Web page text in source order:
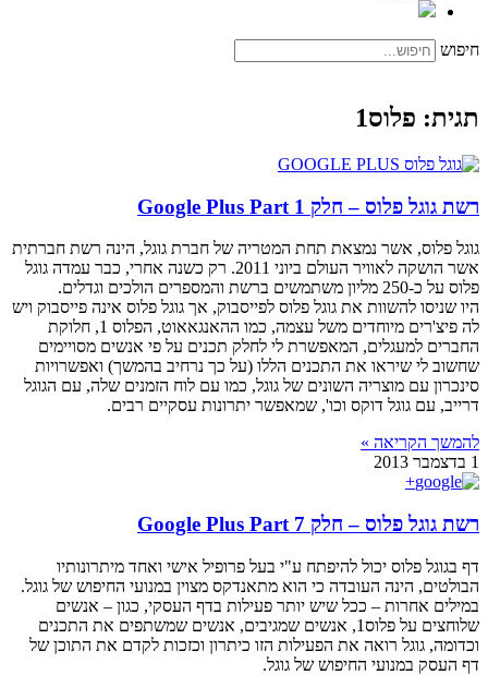
חיפוש
תגית: פלוס1
רשת גוגל פלוס – חלק 1 Google Plus Part
גוגל פלוס, אשר נמצאת תחת המטריה של חברת גוגל, הינה רשת חברתית
אשר הושקה לאוויר העולם ביוני 2011. רק כשנה אחרי, כבר עמדה גוגל
פלוס על כ-250 מליון משתמשים ברשת והמספרים הולכים וגדלים.
היו שניסו להשוות את גוגל פלוס לפייסבוק, אך גוגל פלוס אינה פייסבוק ויש
לה פיצ'רים מיוחדים משל עצמה, כמו ההאנגאאוט, הפלוס 1, חלוקת
החברים למעגלים, המאפשרת לי לחלק תכנים על פי אנשים מסויימים
שחשוב לי שיראו את התכנים הללו (על כך נרחיב בהמשך) ואפשרויות
סינכרון עם מוצריה השונים של גוגל, כמו עם לוח הזמנים שלה, עם הגוגל
דרייב, עם גוגל דוקס וכו', שמאפשר יתרונות עסקיים רבים.
להמשך הקריאה »
1 בדצמבר 2013
רשת גוגל פלוס – חלק 7 Google Plus Part
דף בגוגל פלוס יכול להיפתח ע"י בעל פרופיל אישי ואחד מיתרונותיו
הבולטים, הינה העובדה כי הוא מתאנדקס מצוין במנועי החיפוש של גוגל.
במילים אחרות – ככל שיש יותר פעילות בדף העסקי, כגון – אנשים
שלוחצים על פלוס1, אנשים שמגיבים, אנשים שמשתפים את התכנים
וכדומה, גוגל רואה את הפעילות הזו כיתרון וכזכות לקדם את התוכן של
דף העסק במנועי החיפוש של גוגל.